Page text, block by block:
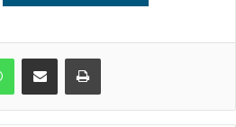
WhatsApp
Partagez par mail Imprimez